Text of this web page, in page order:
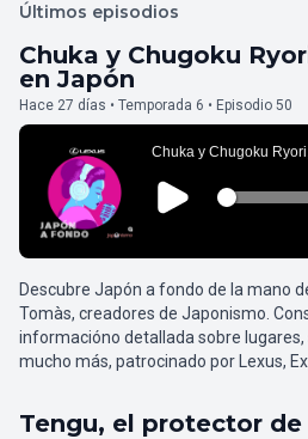
Últimos episodios
Chuka y Chugoku
en Japón
Hace 27 días • Temporada 6 • Episodio 50
Descubre Japón a fondo de la mano
Tomàs, creadores de Japonismo.
informacióno detallada sobre
mucho más, patrocinado por Lexus,
Tengu, el protector